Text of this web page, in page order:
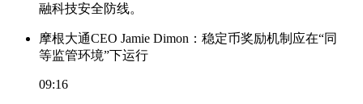
融科技安全防线。
摩根大通CEO Jamie Dimon：稳定币奖励机制应在“同
等监管环境”下运行
09:16